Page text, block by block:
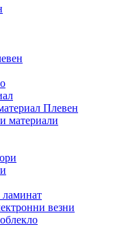
Плевен
материали
ламинат
везни